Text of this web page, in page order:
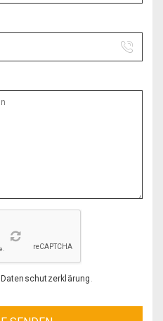
Reload
Datenschutzerklärung .